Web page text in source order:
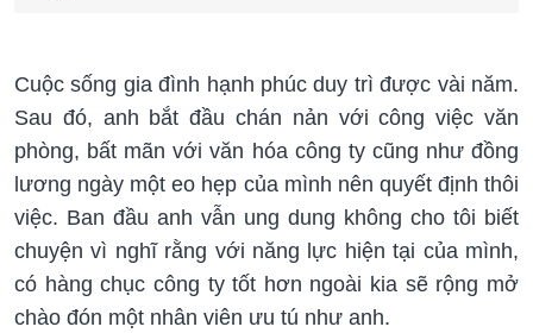
Cuộc sống gia đình hạnh phúc duy trì được vài năm.
Sau đó, anh bắt đầu chán nản với công việc văn
phòng, bất mãn với văn hóa công ty cũng như đồng
lương ngày một eo hẹp của mình nên quyết định thôi
việc. Ban đầu anh vẫn ung dung không cho tôi biết
chuyện vì nghĩ rằng với năng lực hiện tại của mình,
có hàng chục công ty tốt hơn ngoài kia sẽ rộng mở
chào đón một nhân viên ưu tú như anh.